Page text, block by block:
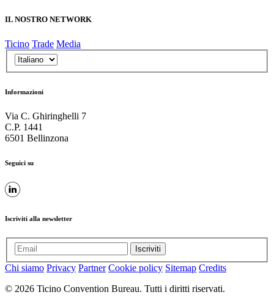
IL NOSTRO NETWORK
Ticino Trade Media
Informazioni
Via C. Ghiringhelli 7
C.P. 1441
6501 Bellinzona
Seguici su
Iscriviti alla newsletter
Iscriviti
Chi siamo Privacy Partner Cookie policy Sitemap Credits
© 2026 Ticino Convention Bureau. Tutti i diritti riservati.